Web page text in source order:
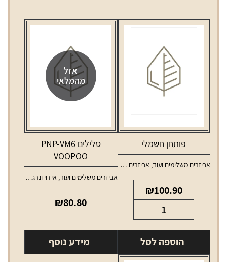
פותחן חשמלי
אביזרים משלימים ועוד, אביזרים משלימים לאלכוהול
₪100.90
של
פותחן
חשמלי
הוספה לסל
אזל
מהמלאי
סלילים PNP-VM6
VOOPOO
אביזרים משלימים ועוד, אידוי ונרגילות
₪80.80
מידע נוסף